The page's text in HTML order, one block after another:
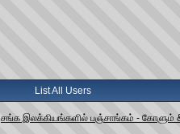
List All Users
சங்க இலக்கியங்களில் பஞ்சாங்கம் - கோளும்